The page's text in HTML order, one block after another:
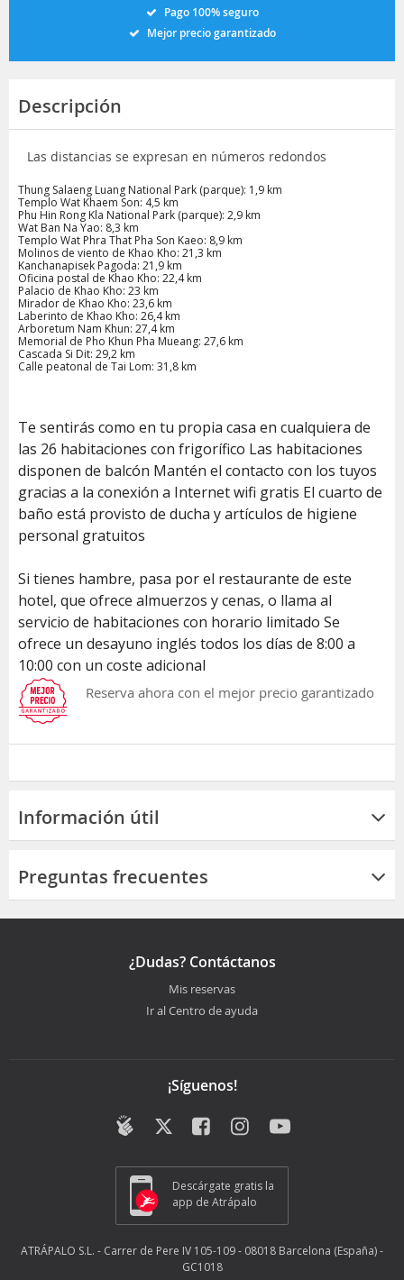
Pago 100% seguro
Mejor precio garantizado
Descripción
Las distancias se expresan en números redondos
Thung Salaeng Luang National Park (parque): 1,9 km
Templo Wat Khaem Son: 4,5 km
Phu Hin Rong Kla National Park (parque): 2,9 km
Wat Ban Na Yao: 8,3 km
Templo Wat Phra That Pha Son Kaeo: 8,9 km
Molinos de viento de Khao Kho: 21,3 km
Kanchanapisek Pagoda: 21,9 km
Oficina postal de Khao Kho: 22,4 km
Palacio de Khao Kho: 23 km
Mirador de Khao Kho: 23,6 km
Laberinto de Khao Kho: 26,4 km
Arboretum Nam Khun: 27,4 km
Memorial de Pho Khun Pha Mueang: 27,6 km
Cascada Si Dit: 29,2 km
Calle peatonal de Tai Lom: 31,8 km
Te sentirás como en tu propia casa en cualquiera de
las 26 habitaciones con frigorífico Las habitaciones
disponen de balcón Mantén el contacto con los tuyos
gracias a la conexión a Internet wifi gratis El cuarto de
baño está provisto de ducha y artículos de higiene
personal gratuitos
Si tienes hambre, pasa por el restaurante de este
hotel, que ofrece almuerzos y cenas, o llama al
servicio de habitaciones con horario limitado Se
ofrece un desayuno inglés todos los días de 8:00 a
10:00 con un coste adicional
Reserva ahora con el mejor precio garantizado
Información útil
Preguntas frecuentes
¿Dudas? Contáctanos
Mis reservas
Ir al Centro de ayuda
¡Síguenos!
Descárgate gratis la
app de Atrápalo
ATRÁPALO S.L. - Carrer de Pere IV 105-109 - 08018 Barcelona (España) -
GC1018